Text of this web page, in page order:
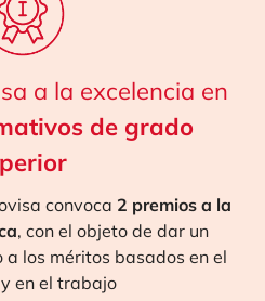
a la excelencia en
de grado
convoca 2 premios a la
, con el objeto de dar un
los méritos basados en el
en el trabajo